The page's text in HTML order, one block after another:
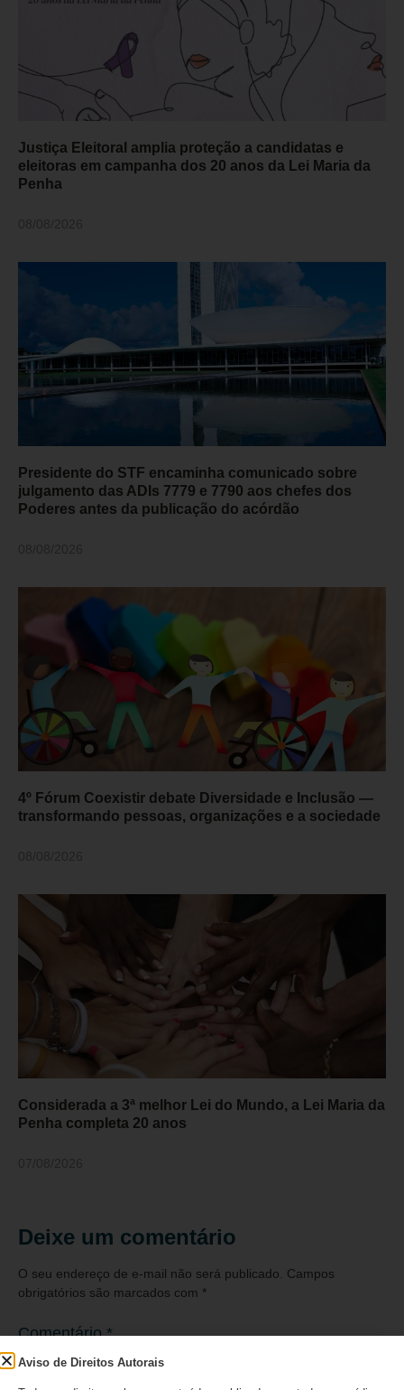
Justiça Eleitoral amplia proteção a candidatas e
eleitoras em campanha dos 20 anos da Lei Maria da
Penha
Presidente do STF encaminha comunicado sobre
julgamento das ADIs 7779 e 7790 aos chefes dos
Poderes antes da publicação do acórdão
4º Fórum Coexistir debate Diversidade e Inclusão —
transformando pessoas, organizações e a sociedade
Considerada a 3ª melhor Lei do Mundo, a Lei Maria da
Penha completa 20 anos
Deixe um comentário
O seu endereço de e-mail não será publicado.
Campos
obrigatórios são marcados com *
Comentário*
Aviso de Direitos Autorais